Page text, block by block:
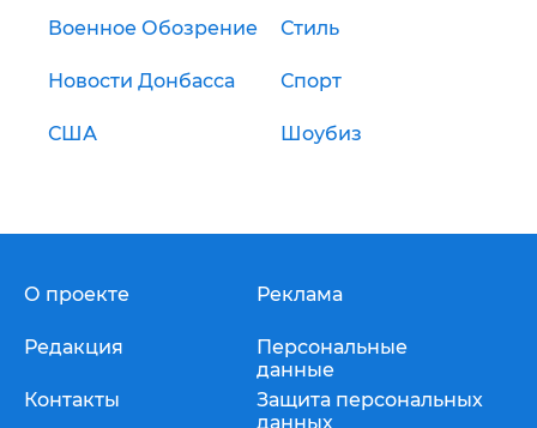
Военное Обозрение Стиль
Новости Донбасса Спорт
США Шоубиз
О проекте
Редакция
Контакты
Реклама
Персональные
данные
Защита персональных
данных